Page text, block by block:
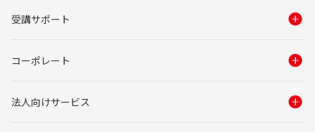
受講サポート
コーポレート
法人向けサービス